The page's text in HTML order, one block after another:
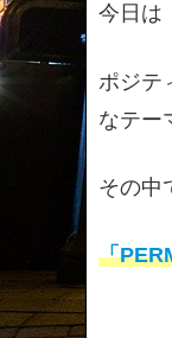
今日は
ポジテ
なテー
その中
「